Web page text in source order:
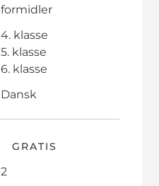
formidler
4. klasse
5. klasse
6. klasse
Dansk
GRATIS
2